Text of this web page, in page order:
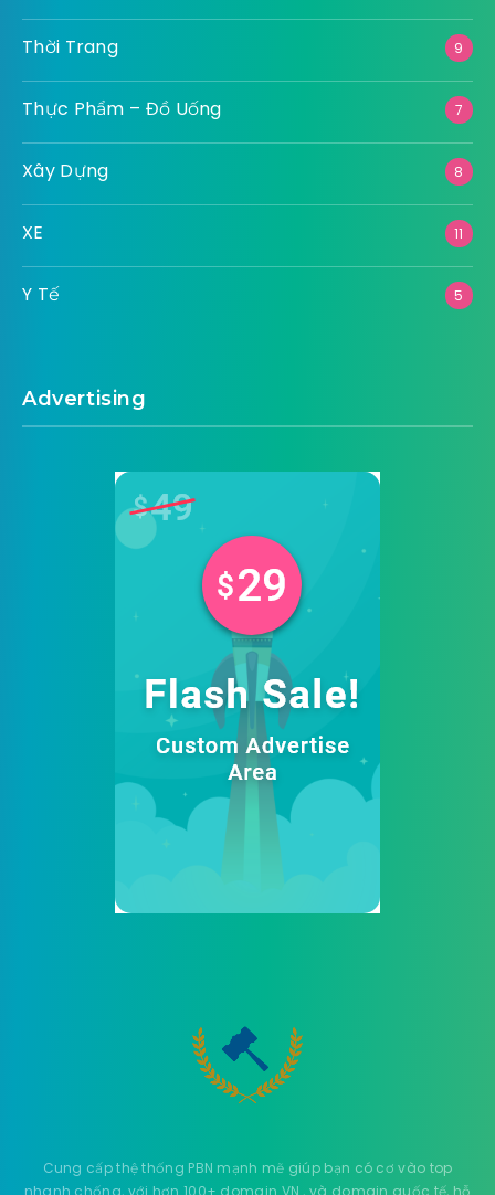
Thời Trang 9
Thực Phẩm – Đồ Uống 7
Xây Dựng 8
XE 11
Y Tế 5
Advertising
Cung cấp thệ thống PBN mạnh mẽ giúp bạn có cơ vào top